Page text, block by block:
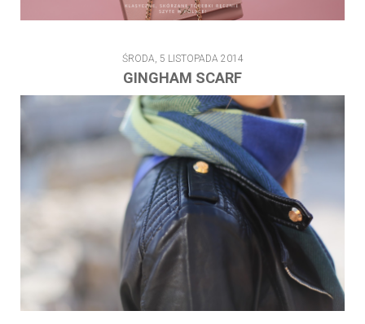
ŚRODA, 5 LISTOPADA 2014
GINGHAM SCARF